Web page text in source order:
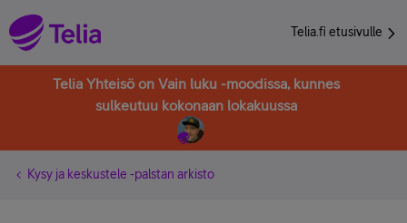
Telia.fi etusivulle
Telia Yhteisö on Vain luku -moodissa, kunnes
sulkeutuu kokonaan lokakuussa
Kysy ja keskustele -palstan arkisto